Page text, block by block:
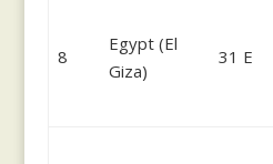
8
Egypt (El
Giza)
31 E